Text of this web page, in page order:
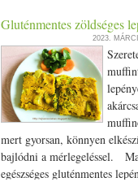
Gluténmentes zöldséges
2023.
mert gyorsan, könnyen
bajlódni a mérlegeléssel.
egészséges gluténmentes